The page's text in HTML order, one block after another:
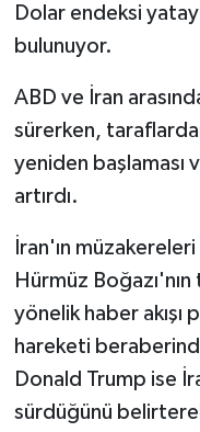
Dolar endeksi
bulunuyor.
ABD ve İran
sürerken, taraflardan
yeniden başlaması
artırdı.
İran'ın
Hürmüz
yönelik haber akışı
hareketi
Donald Trump ise
sürdüğünü